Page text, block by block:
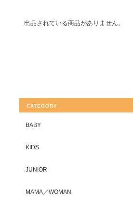
出品されている商品がありません。
CATEGORY
BABY
KIDS
JUNIOR
MAMA／WOMAN